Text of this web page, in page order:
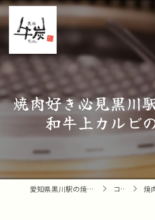
焼肉好き必見黒川
和牛上カルビ
愛知県黒川駅の焼肉なら焼肉 牛炭 コラム 焼肉